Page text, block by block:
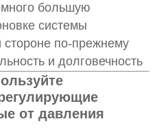
большую
системы
стороне по-прежнему
и долговечность
от давления